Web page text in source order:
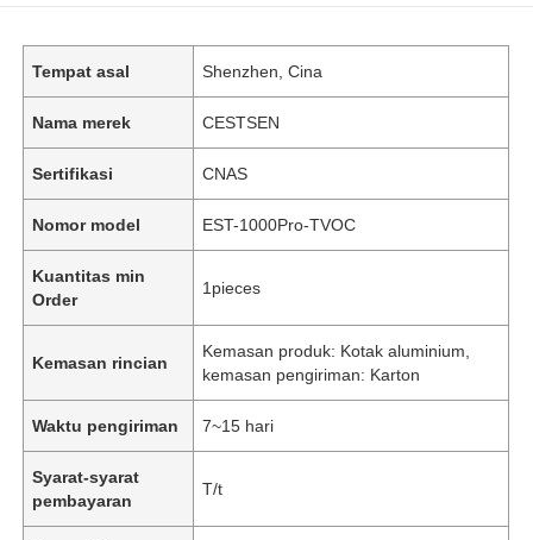
Tempat asal Shenzhen, Cina
Nama merek CESTSEN
Sertifikasi CNAS
Nomor model EST-1000Pro-TVOC
Kuantitas min
Order
1pieces
Kemasan rincian
Kemasan produk: Kotak aluminium,
kemasan pengiriman: Karton
Waktu pengiriman 7~15 hari
Syarat-syarat
pembayaran
T/t